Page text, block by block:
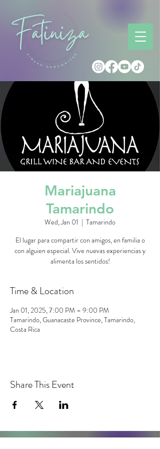
Mariajuana
Tamarindo
Wed, Jan 01
  |
Tamarindo
El lugar para compartir con amigos, en familia o
con alguien especial. Vive nuevas experiencias y
alimenta los sentidos!
Time & Location
Jan 01, 2025, 7:00 PM – 9:00 PM
Tamarindo, Guanacaste Province, Tamarindo,
Costa Rica
Share This Event